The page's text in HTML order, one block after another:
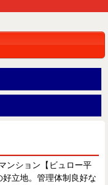
ンション【ビュロー平
立地。管理体制良好な